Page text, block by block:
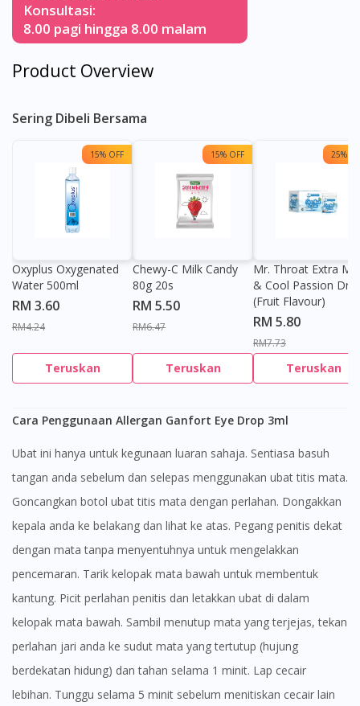
Konsultasi:
8.00 pagi hingga 8.00 malam
Product Overview
Sering Dibeli Bersama
15% OFF
Oxyplus Oxygenated
Water 500ml
RM 3.60
RM4.24
Teruskan
15% OFF
Chewy-C Milk Candy
80g 20s
RM 5.50
RM6.47
Teruskan
25%
Mr. Throat Extra
& Cool Passion
(Fruit Flavour)
RM 5.80
RM7.73
Teruskan
Cara Penggunaan Allergan Ganfort Eye Drop 3ml
Ubat ini hanya untuk kegunaan luaran sahaja. Sentiasa basuh
tangan anda sebelum dan selepas menggunakan ubat titis mata.
Goncangkan botol ubat titis mata dengan perlahan. Dongakkan
kepala anda ke belakang dan lihat ke atas. Pegang penitis dekat
dengan mata tanpa menyentuhnya untuk mengelakkan
pencemaran. Tarik kelopak mata bawah untuk membentuk
kantung. Picit perlahan penitis dan letakkan ubat di dalam
kelopak mata bawah. Sambil menutup mata yang terjejas, tekan
perlahan jari anda ke sudut mata yang tertutup (hujung
berdekatan hidung) dan tahan selama 1 minit. Lap cecair
lebihan. Tunggu selama 5 minit sebelum menitiskan cecair lain